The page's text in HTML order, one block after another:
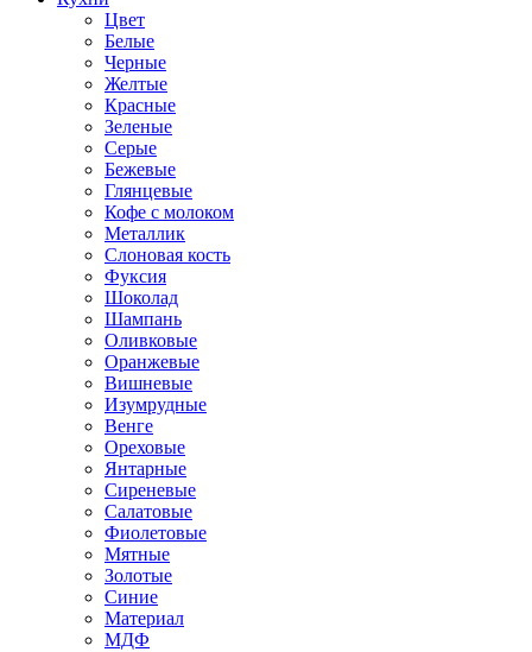
Цвет
Белые
Черные
Желтые
Красные
Зеленые
Серые
Бежевые
Глянцевые
Кофе с молоком
Металлик
Слоновая кость
Фуксия
Шоколад
Шампань
Оливковые
Оранжевые
Вишневые
Изумрудные
Венге
Ореховые
Янтарные
Сиреневые
Салатовые
Фиолетовые
Мятные
Золотые
Синие
Материал
МДФ